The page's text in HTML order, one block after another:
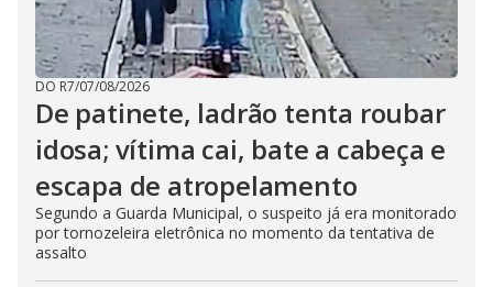
DO R7/07/08/2026
De patinete, ladrão tenta roubar
idosa; vítima cai, bate a cabeça e
escapa de atropelamento
Segundo a Guarda Municipal, o suspeito já era monitorado
por tornozeleira eletrônica no momento da tentativa de
assalto